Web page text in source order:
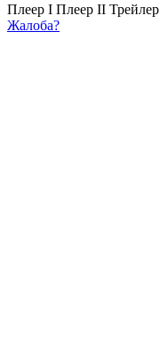
Плеер I Плеер II Трейлер
Жалоба?